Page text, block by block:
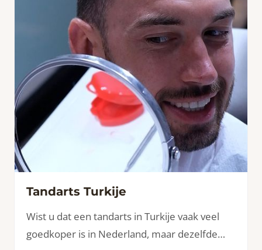
glimlach te geven.
Tandarts Turkije
Wist u dat een tandarts in Turkije vaak veel
goedkoper is in Nederland, maar dezelfde